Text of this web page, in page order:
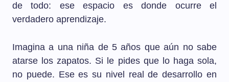
de todo: ese espacio es donde ocurre el
verdadero aprendizaje.
Imagina a una niña de 5 años que aún no sabe
atarse los zapatos. Si le pides que lo haga sola,
no puede. Ese es su nivel real de desarrollo en